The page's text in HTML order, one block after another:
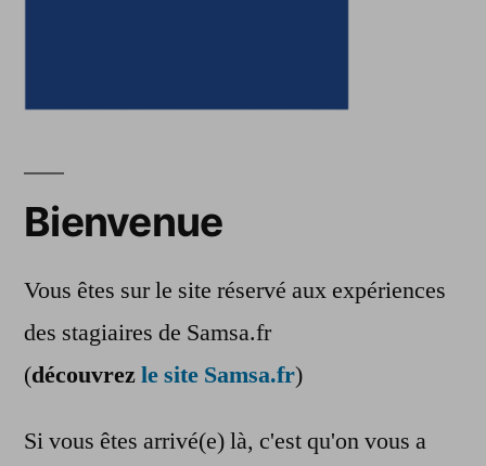
Bienvenue
Vous êtes sur le site réservé aux expériences
des stagiaires de Samsa.fr
(découvrezle site Samsa.fr)
Si vous êtes arrivé(e) là, c'est qu'on vous a